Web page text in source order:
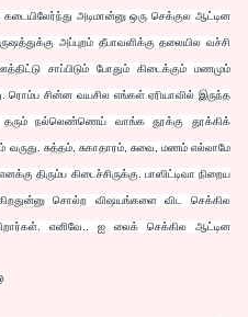
அடிமான்னு ஒரு செக்குல ஆட்டின
அப்புறம் தீபாவளிக்கு தலையில வச்சி
சாப்பிடும் போதும் கிடைக்கும் மணமும்
ரொம்ப சின்ன வயசில எங்கள் ஏரியாவில் இருந்த
நல்லெண்ணெய் வாங்க தூக்கு தூக்கிக்
சுத்தம், சுகாதாரம், சுவை, மணம் எல்லாமே
திரும்ப கிடைச்சிருக்கு. பாஸிட்டிவா நிறைய
சொல்ற விஷயங்களை விட செக்கில
எனிவே.. ஐ லைக் செக்கில ஆட்டின